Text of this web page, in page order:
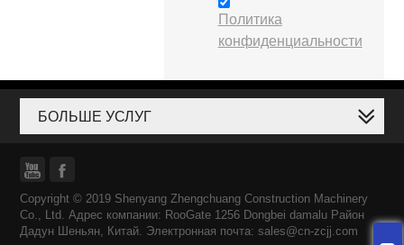
Политика
конфиденциальности
БОЛЬШЕ УСЛУГ
 
Copyright © 2019 Shenyang Zhengchuang Construction Machinery
Co., Ltd. Адрес компании: RooGate 1256 Dongbei damalu Район
Дадун Шеньян, Китай. Электронная почта: sales@cn-zcjj.com